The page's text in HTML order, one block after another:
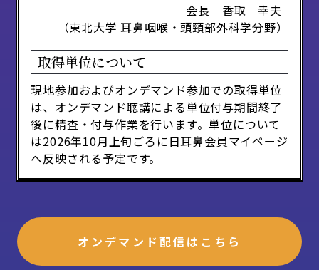
会長 香取 幸夫
（東北大学 耳鼻咽喉・頭頸部外科学分野）
取得単位について
現地参加およびオンデマンド参加での取得単位
は、オンデマンド聴講による単位付与期間終了
後に精査・付与作業を行います。単位について
は2026年10月上旬ごろに日耳鼻会員マイページ
へ反映される予定です。
オンデマンド配信はこちら